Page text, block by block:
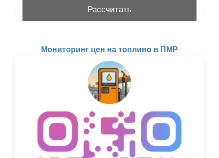
Мониторинг цен на топливо в ПМР